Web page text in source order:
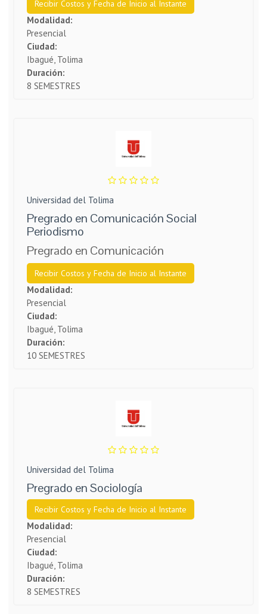
Recibir Costos y Fecha de Inicio al Instante
Modalidad:
Presencial
Ciudad:
Ibagué, Tolima
Duración:
8 SEMESTRES
Universidad del Tolima
Pregrado en Comunicación Social
Periodismo
Pregrado en Comunicación
Recibir Costos y Fecha de Inicio al Instante
Modalidad:
Presencial
Ciudad:
Ibagué, Tolima
Duración:
10 SEMESTRES
Universidad del Tolima
Pregrado en Sociología
Recibir Costos y Fecha de Inicio al Instante
Modalidad:
Presencial
Ciudad:
Ibagué, Tolima
Duración:
8 SEMESTRES